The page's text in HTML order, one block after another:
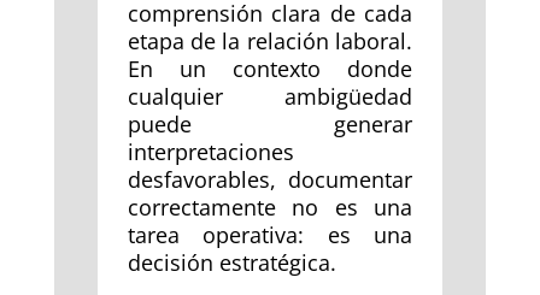
comprensión clara de cada
etapa de la relación laboral.
En un contexto donde
cualquier ambigüedad
puede generar
interpretaciones
desfavorables, documentar
correctamente no es una
tarea operativa: es una
decisión estratégica.